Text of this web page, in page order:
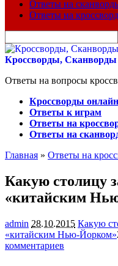
Ответы на
Ответы на
для:
Кроссворды, Сканворды
Ответы на вопросы
Кроссворды онлайн
Ответы к играм
Ответы на
Ответы на
Главная » Ответы на
Какую столицу
«китайским
admin 28.10.2015 Какую
«китайским Нью-Йорком»
комментариев